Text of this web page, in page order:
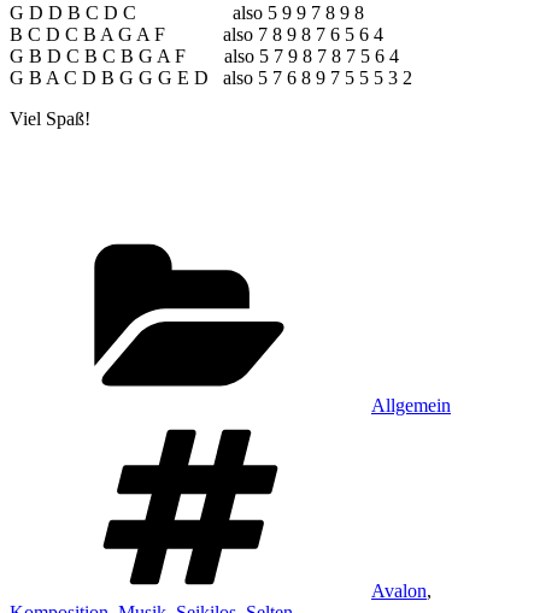
G D D B C D C also 5 9 9 7 8 9 8
B C D C B A G A F also 7 8 9 8 7 6 5 6 4
G B D C B C B G A F also 5 7 9 8 7 8 7 5 6 4
G B A C D B G G G E D also 5 7 6 8 9 7 5 5 5 3 2
Viel Spaß!
Allgemein
Avalon,